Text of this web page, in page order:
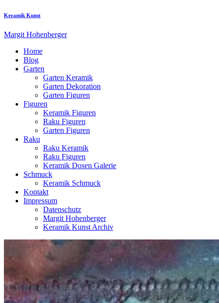
Keramik Kunst
Margit Hohenberger
Home
Blog
Garten
Garten Keramik
Garten Dekoration
Garten Figuren
Figuren
Keramik Figuren
Raku Figuren
Garten Figuren
Raku
Raku Keramik
Raku Figuren
Keramik Dosen Galerie
Schmuck
Keramik Schmuck
Kontakt
Impressum
Datenschutz
Margit Hohenberger
Keramik Kunst Archiv